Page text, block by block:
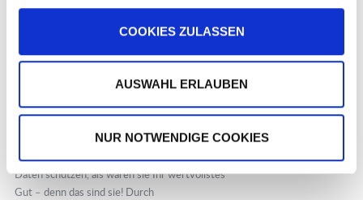
COOKIES ZULASSEN
AUSWAHL ERLAUBEN
NUR NOTWENDIGE COOKIES
Eine vernünftige Lösung besteht darin, einen
hybriden Ansatz zu wählen. Die Cloud nutzen,
immer sensible Informationen in den eigenen
vier Wänden und unter eigener Kontrolle
halten.
Setzen Sie die Sicherheit und Datenschutz an
Treffen Sie Sicherheitsvorkehrungen, die Ihre
Daten schützen, als wären sie Ihr wertvollstes
Gut – denn das sind sie! Durch